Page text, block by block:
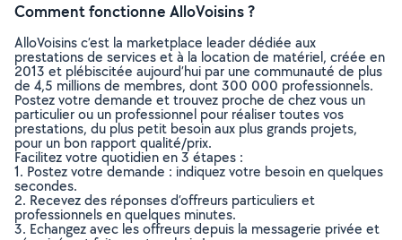
Comment fonctionne AlloVoisins ?
AlloVoisins c’est la marketplace leader dédiée aux
prestations de services et à la location de matériel, créée en
2013 et plébiscitée aujourd’hui par une communauté de plus
de 4,5 millions de membres, dont 300 000 professionnels.
Postez votre demande et trouvez proche de chez vous un
particulier ou un professionnel pour réaliser toutes vos
prestations, du plus petit besoin aux plus grands projets,
pour un bon rapport qualité/prix.
Facilitez votre quotidien en 3 étapes :
1. Postez votre demande : indiquez votre besoin en quelques
secondes.
2. Recevez des réponses d’offreurs particuliers et
professionnels en quelques minutes.
3. Echangez avec les offreurs depuis la messagerie privée et